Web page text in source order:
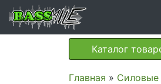
Каталог
Главная » Силовые